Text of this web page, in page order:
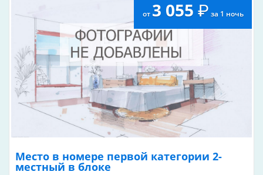
переодевания, медицинский пункт, спасательная
станция).
от 3 055 за 1 ночь
Место в номере первой категории 2-
местный в блоке